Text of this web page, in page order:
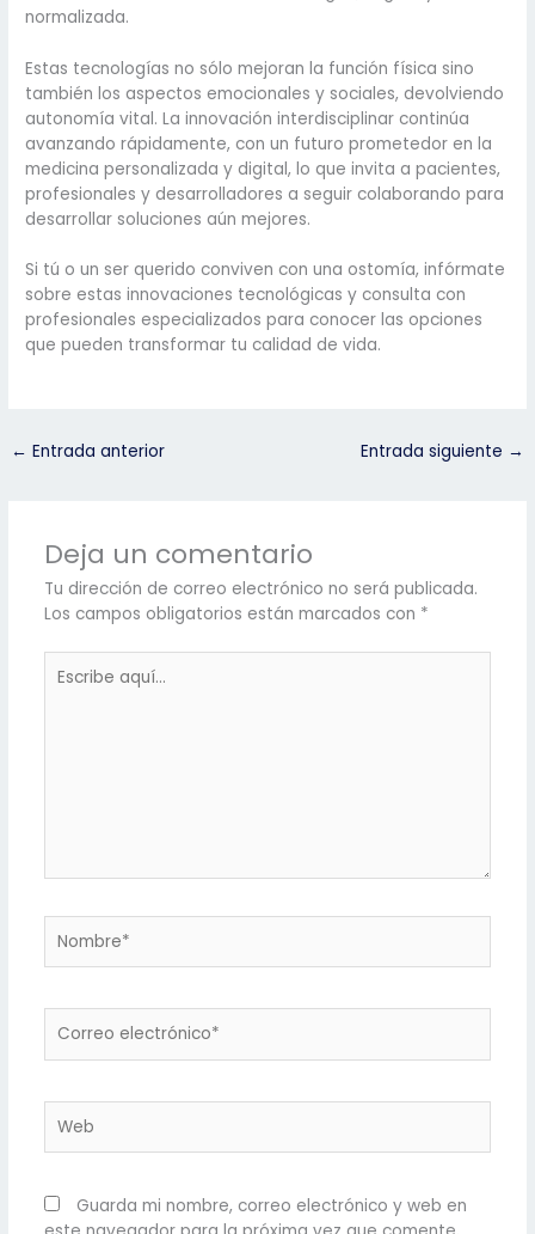
normalizada.
Estas tecnologías no sólo mejoran la función física sino
también los aspectos emocionales y sociales, devolviendo
autonomía vital. La innovación interdisciplinar continúa
avanzando rápidamente, con un futuro prometedor en la
medicina personalizada y digital, lo que invita a pacientes,
profesionales y desarrolladores a seguir colaborando para
desarrollar soluciones aún mejores.
Si tú o un ser querido conviven con una ostomía, infórmate
sobre estas innovaciones tecnológicas y consulta con
profesionales especializados para conocer las opciones
que pueden transformar tu calidad de vida.
← Entrada anterior Entrada siguiente →
Deja un comentario
Tu dirección de correo electrónico no será publicada.
Los campos obligatorios están marcados con *
aquí...
electrónico*
Guarda mi nombre, correo electrónico y web en